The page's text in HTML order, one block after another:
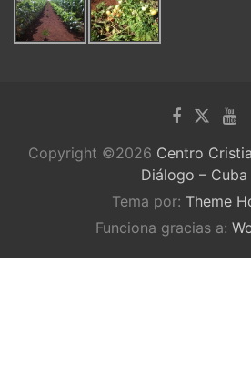
Copyright ©2026 Centro
Diálogo – Cuba
Tema por: Theme
Funciona gracias a: